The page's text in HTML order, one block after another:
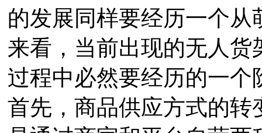
的发展同样要经历一个
来看，当前出现的无人
过程中必然要经历的一个
首先，商品供应方式的